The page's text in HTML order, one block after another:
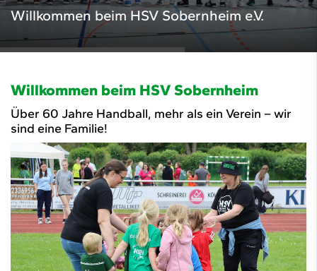
Willkommen beim HSV Sobernheim e.V.
Willkommen beim HSV Sobernheim
Über 60 Jahre Handball, mehr als ein Verein – wir
sind eine Familie!